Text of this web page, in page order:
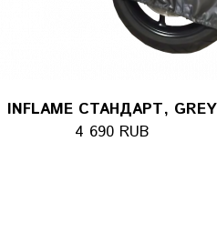
INFLAME СТАНДАРТ, GREY
4 690 RUB